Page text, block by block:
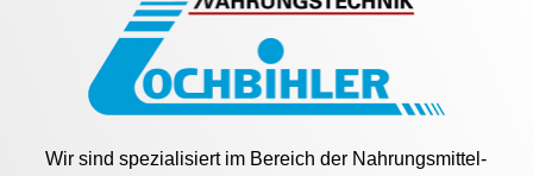
Wir sind spezialisiert im Bereich der Nahrungsmittel-